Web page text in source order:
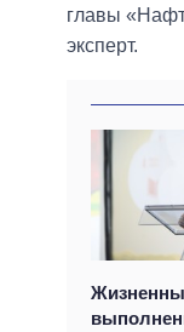
главы
эксперт.